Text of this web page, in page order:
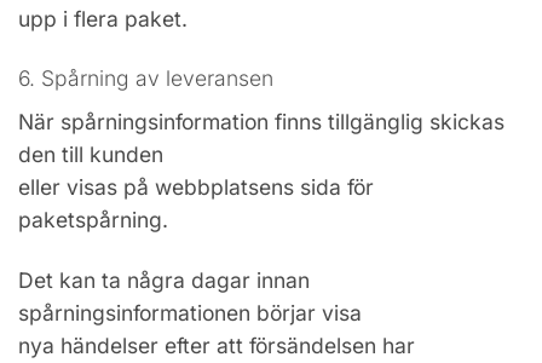
upp i flera paket.
6. Spårning av leveransen
När spårningsinformation finns tillgänglig skickas
den till kunden
eller visas på webbplatsens sida för
paketspårning.
Det kan ta några dagar innan
spårningsinformationen börjar visa
nya händelser efter att försändelsen har